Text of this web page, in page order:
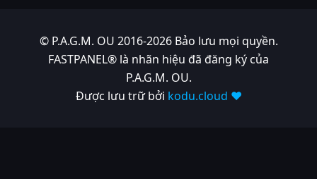
© P.A.G.M. OU 2016-2026 Bảo lưu mọi quyền.
FASTPANEL® là nhãn hiệu đã đăng ký của
P.A.G.M. OU.
Được lưu trữ bởi kodu.cloud ❤️